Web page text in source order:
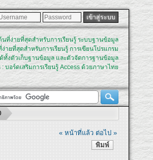
นที่ง่ายที่สุดสำหรับการเรียนรู้ ระบบฐานข้อมูล
ายที่สุดสำหรับการเรียนรู้ การเขียนโปรแกรม
ด้ทั้งตัวเก็บฐานข้อมูล และตัวจัดการฐานข้อมูล
: บอร์ดเสริมการเรียนรู้ Access ด้วยภาษาไทย
« หน้าที่แล้ว ต่อไป »
พิมพ์